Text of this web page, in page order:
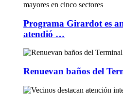
Programa Girardot es
atendió …
Renuevan baños del